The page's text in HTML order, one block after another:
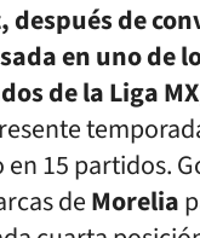
después de
en uno de
de la Liga MX
15 partidos.
deMorelia